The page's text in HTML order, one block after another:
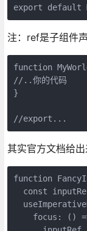
export default
注：ref是子组件
function
//..你的代码
}
其实官方文档给出
function
const
focus: ()